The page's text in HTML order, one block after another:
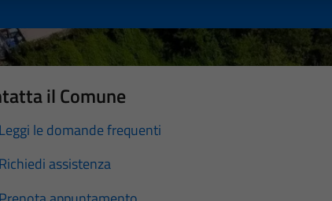
il Comune
le domande frequenti
assistenza